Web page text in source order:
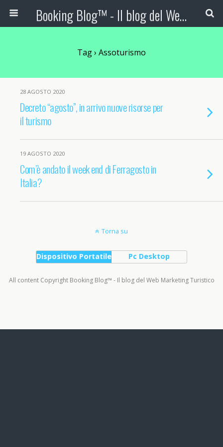
Booking Blog™ - Il blog del Web Marketing Turistico
Tag › Assoturismo
28 AGOSTO 2020
Decreto “agosto”, in arrivo nuove risorse per
il turismo
19 AGOSTO 2020
Com’è andato il week end di Ferragosto in
Italia?
Torna su
Dispositivo Portatile Pc Desktop
All content Copyright Booking Blog™ - Il blog del Web Marketing Turistico